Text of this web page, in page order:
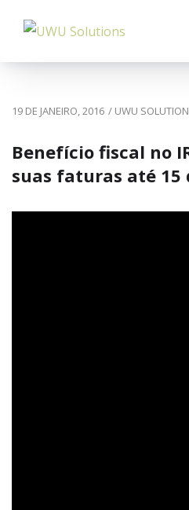
19 DE JANEIRO, 2016 / UWU
Benefício fiscal no
suas faturas até 15